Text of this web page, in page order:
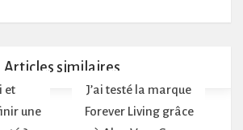
Articles similaires
et
une
J’ai testé la marque
Forever Living grâce